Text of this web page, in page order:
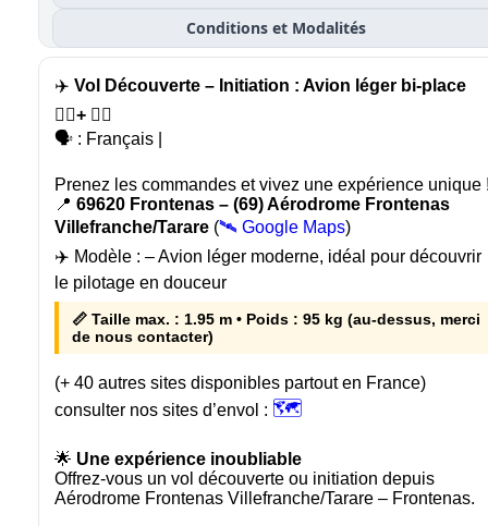
Conditions et Modalités
✈️ Vol Découverte – Initiation : Avion léger bi-place
🙍‍♂️+ 🧑‍✈️
🗣️ : Français |
Prenez les commandes et vivez une expérience unique
📍 69620 Frontenas – (69) Aérodrome Frontenas
Villefranche/Tarare (🛰️ Google Maps)
✈️ Modèle : – Avion léger moderne, idéal pour découvrir
le pilotage en douceur
📏 Taille max. : 1.95 m • Poids : 95 kg (au-dessus, merci
de nous contacter)
(+ 40 autres sites disponibles partout en France)
consulter nos sites d’envol : 🗺️
🌟 Une expérience inoubliable
Offrez-vous un vol découverte ou initiation depuis
Aérodrome Frontenas Villefranche/Tarare – Frontenas.